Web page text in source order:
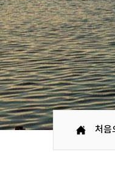
처음